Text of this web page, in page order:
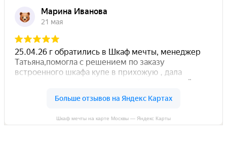
Шкаф мечты на карте Москвы — Яндекс Карты